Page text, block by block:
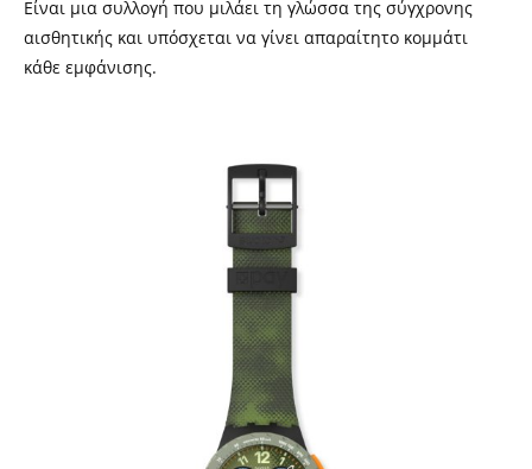
Είναι μια συλλογή που μιλάει τη γλώσσα της σύγχρονης
αισθητικής και υπόσχεται να γίνει απαραίτητο κομμάτι
κάθε εμφάνισης.